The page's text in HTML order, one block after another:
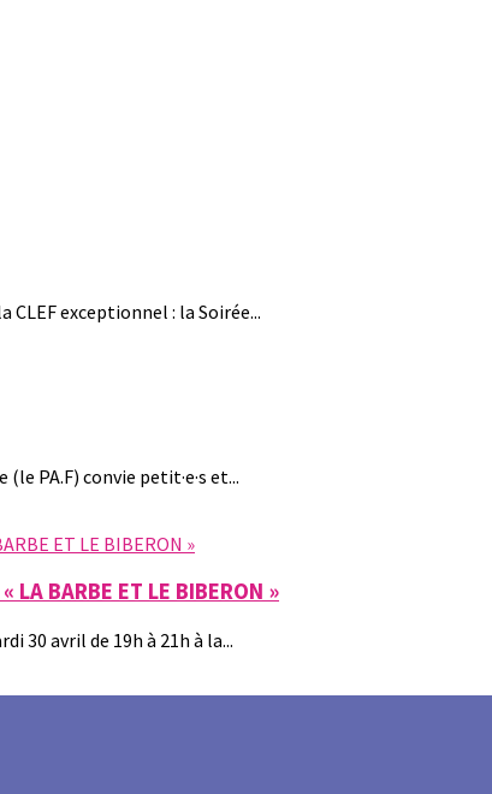
CLEF exceptionnel : la Soirée...
PA.F) convie petit·e·s et...
LA BARBE ET LE BIBERON »
30 avril de 19h à 21h à la...